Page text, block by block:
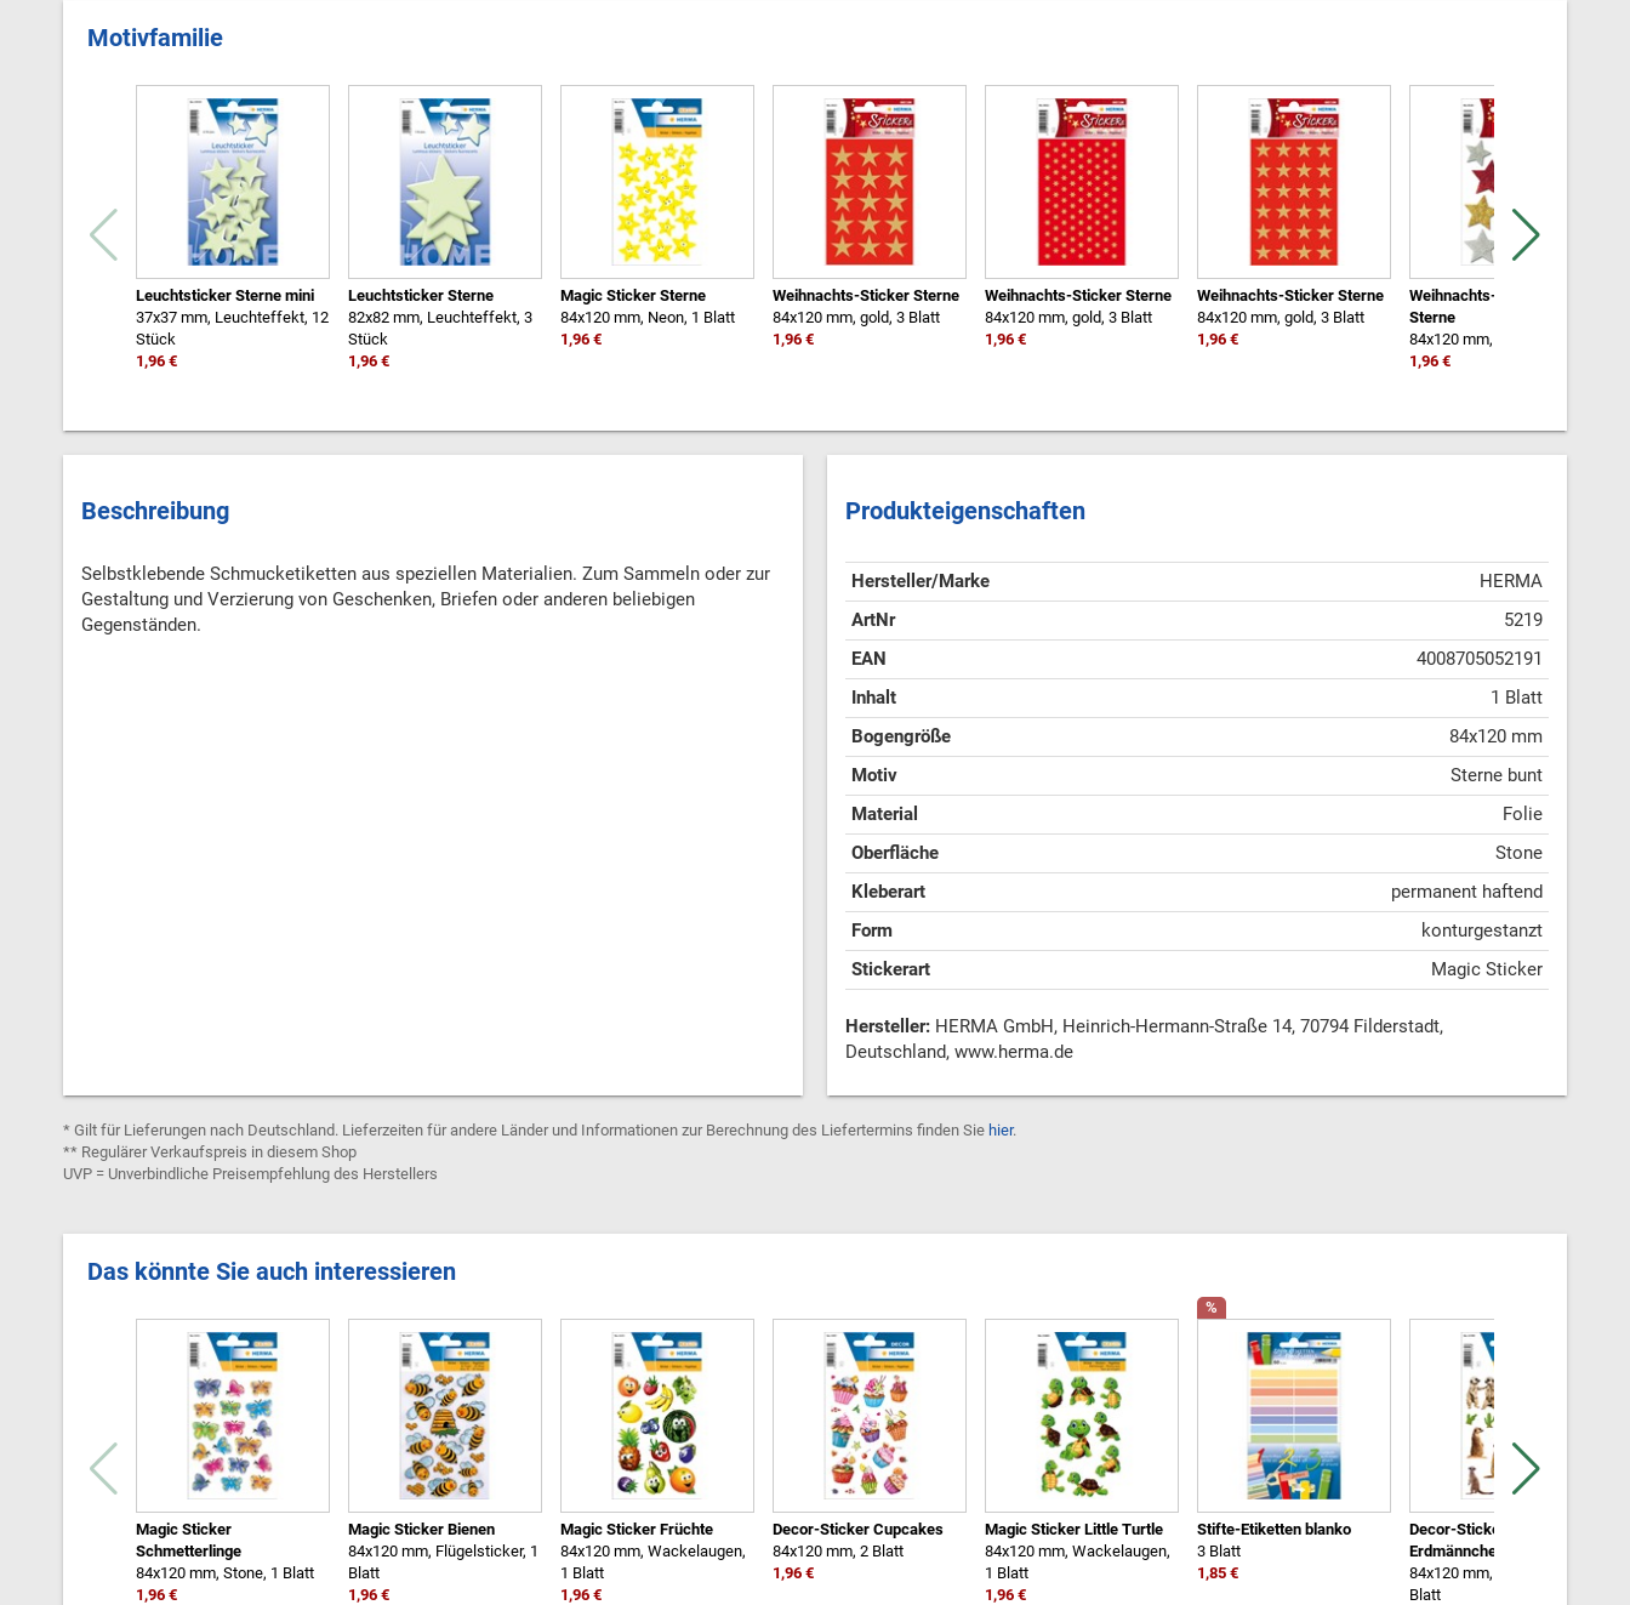
Motivfamilie
Leuchtsticker Sterne mini
37x37 mm, Leuchteffekt, 12
Stück
1,96 €
Leuchtsticker Sterne
82x82 mm, Leuchteffekt, 3
Stück
1,96 €
Magic Sticker Sterne
84x120 mm, Neon, 1 Blatt
1,96 €
Weihnachts-Sticker Sterne
84x120 mm, gold, 3 Blatt
1,96 €
Weihnachts-Sticker Sterne
84x120 mm, gold, 3 Blatt
1,96 €
Weihnachts-Sticker Sterne
84x120 mm, gold, 3 Blatt
1,96 €
Weihnachts-Sticker Bunte
Sterne
84x120 mm, 1 Blatt
1,96 €
Beschreibung
Selbstklebende Schmucketiketten aus speziellen Materialien. Zum Sammeln oder zur
Gestaltung und Verzierung von Geschenken, Briefen oder anderen beliebigen
Gegenständen.
Produkteigenschaften
Hersteller/Marke
HERMA
ArtNr
5219
EAN
4008705052191
Inhalt
1 Blatt
Bogengröße
84x120 mm
Motiv
Sterne bunt
Material
Folie
Oberfläche
Stone
Kleberart
permanent haftend
Form
konturgestanzt
Stickerart
Magic Sticker
Hersteller: HERMA GmbH, Heinrich-Hermann-Straße 14, 70794 Filderstadt,
Deutschland, www.herma.de
* Gilt für Lieferungen nach Deutschland. Lieferzeiten für andere Länder und Informationen zur Berechnung des Liefertermins finden Sie hier.
** Regulärer Verkaufspreis in diesem Shop
UVP = Unverbindliche Preisempfehlung des Herstellers
Das könnte Sie auch interessieren
Magic Sticker
Schmetterlinge
84x120 mm, Stone, 1 Blatt
1,96 €
Magic Sticker Bienen
84x120 mm, Flügelsticker, 1
Blatt
1,96 €
Magic Sticker Früchte
84x120 mm, Wackelaugen,
1 Blatt
1,96 €
Decor-Sticker Cupcakes
84x120 mm, 2 Blatt
1,96 €
Magic Sticker Little Turtle
84x120 mm, Wackelaugen,
1 Blatt
1,96 €
%
Stifte-Etiketten blanko
3 Blatt
1,85 €
Decor-Sticker
Erdmännchen
84x120 mm, bedruckt, 3
Blatt